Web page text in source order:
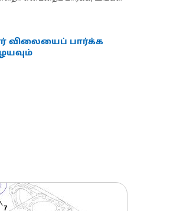
விலையைப் பார்க்க